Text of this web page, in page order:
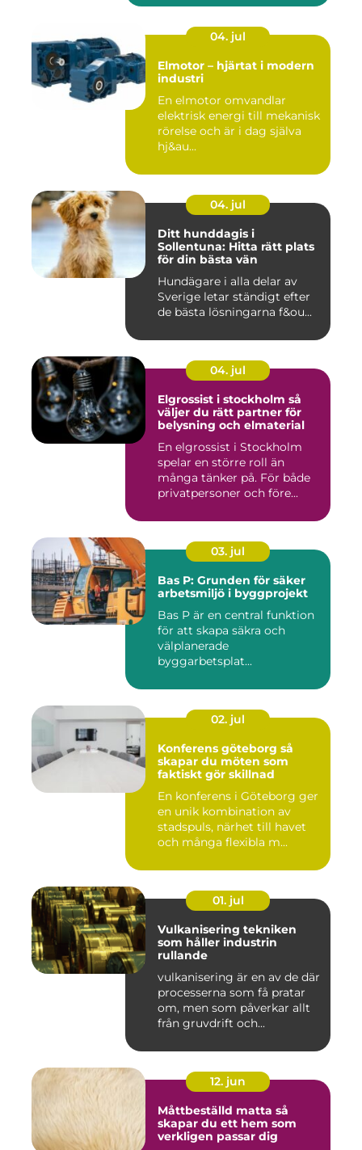
04. jul
Elmotor – hjärtat i modern
industri
En elmotor omvandlar
elektrisk energi till mekanisk
rörelse och är i dag själva
hj&au...
04. jul
Ditt hunddagis i
Sollentuna: Hitta rätt plats
för din bästa vän
Hundägare i alla delar av
Sverige letar ständigt efter
de bästa lösningarna f&ou...
04. jul
Elgrossist i stockholm så
väljer du rätt partner för
belysning och elmaterial
En elgrossist i Stockholm
spelar en större roll än
många tänker på. För både
privatpersoner och före...
03. jul
Bas P: Grunden för säker
arbetsmiljö i byggprojekt
Bas P är en central funktion
för att skapa säkra och
välplanerade
byggarbetsplat...
02. jul
Konferens göteborg så
skapar du möten som
faktiskt gör skillnad
En konferens i Göteborg ger
en unik kombination av
stadspuls, närhet till havet
och många flexibla m...
01. jul
Vulkanisering tekniken
som håller industrin
rullande
vulkanisering är en av de där
processerna som få pratar
om, men som påverkar allt
från gruvdrift och...
12. jun
Måttbeställd matta så
skapar du ett hem som
verkligen passar dig